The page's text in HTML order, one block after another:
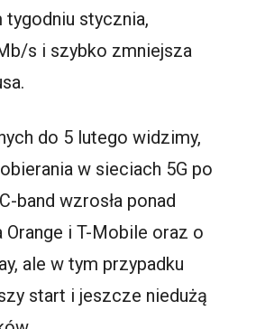
tygodniu stycznia,
s i szybko zmniejsza
do 5 lutego widzimy,
w sieciach 5G po
band wzrosła ponad
i T-Mobile oraz o
ale w tym przypadku
start i jeszcze niedużą